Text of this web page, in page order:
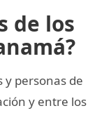
de los
y personas de
y entre los